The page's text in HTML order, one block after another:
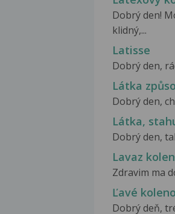
Dobrý den!
klidný,...
Latisse
Dobrý den,
Látka
Dobrý den,
Látka,
Dobrý den,
Lavaz
Zdravim ma
Ľavé
Dobrý deň,